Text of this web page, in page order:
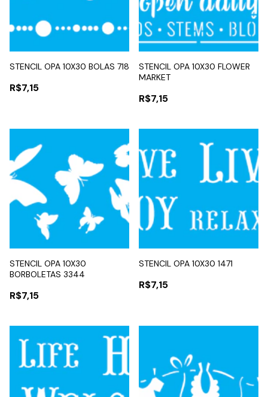
STENCIL OPA 10X30 BOLAS 718
R$7,15
STENCIL OPA 10X30 FLOWER
MARKET
R$7,15
STENCIL OPA 10X30
BORBOLETAS 3344
R$7,15
STENCIL OPA 10X30 1471
R$7,15